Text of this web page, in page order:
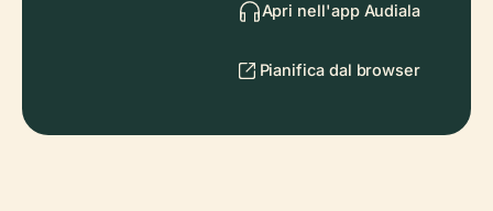
Apri nell'app Audiala
Pianifica dal browser